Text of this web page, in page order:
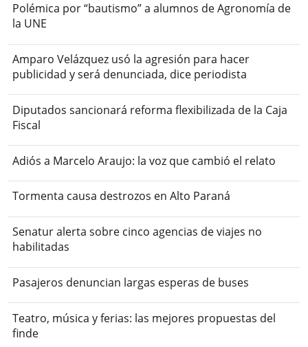
Polémica por “bautismo” a alumnos de Agronomía de
la UNE
Amparo Velázquez usó la agresión para hacer
publicidad y será denunciada, dice periodista
Diputados sancionará reforma flexibilizada de la Caja
Fiscal
Adiós a Marcelo Araujo: la voz que cambió el relato
Tormenta causa destrozos en Alto Paraná
Senatur alerta sobre cinco agencias de viajes no
habilitadas
Pasajeros denuncian largas esperas de buses
Teatro, música y ferias: las mejores propuestas del
finde